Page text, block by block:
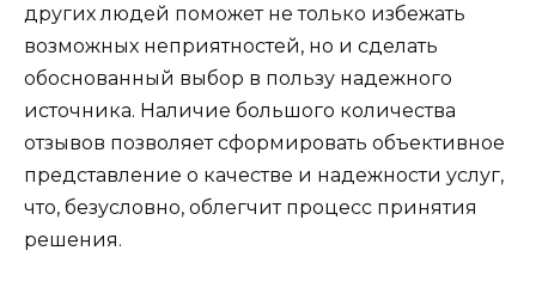
других людей поможет не только избежать
возможных неприятностей, но и сделать
обоснованный выбор в пользу надежного
источника. Наличие большого количества
отзывов позволяет сформировать объективное
представление о качестве и надежности услуг,
что, безусловно, облегчит процесс принятия
решения.